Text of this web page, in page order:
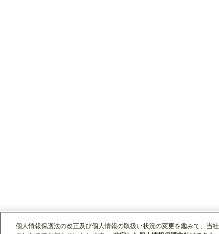
個人情報保護法の改正及び個人情報の取扱い状況の変更を鑑みて、当